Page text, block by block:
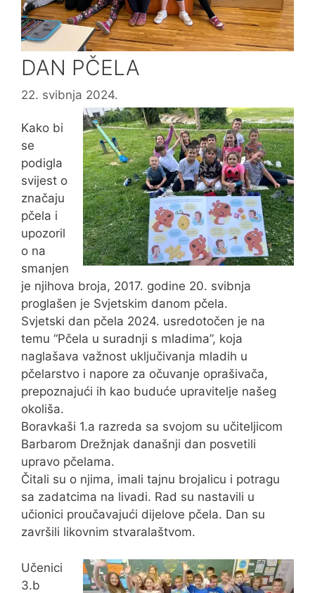
DAN PČELA
22. svibnja 2024.
Kako bi
se
podigla
svijest o
značaju
pčela i
upozoril
o na
smanjen
je njihova broja, 2017. godine 20. svibnja
proglašen je Svjetskim danom pčela.
Svjetski dan pčela 2024. usredotočen je na
temu “Pčela u suradnji s mladima”, koja
naglašava važnost uključivanja mladih u
pčelarstvo i napore za očuvanje oprašivača,
prepoznajući ih kao buduće upravitelje našeg
okoliša.
Boravkaši 1.a razreda sa svojom su učiteljicom
Barbarom Drežnjak današnji dan posvetili
upravo pčelama.
Čitali su o njima, imali tajnu brojalicu i potragu
sa zadatcima na livadi. Rad su nastavili u
učionici proučavajući dijelove pčela. Dan su
završili likovnim stvaralaštvom.
Učenici
3.b